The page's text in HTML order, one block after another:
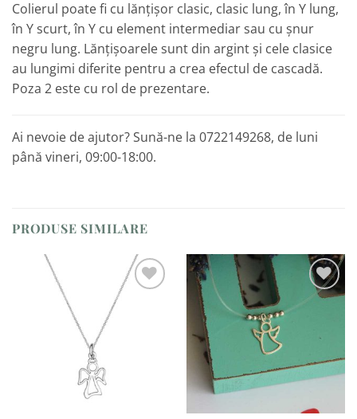
Colierul poate fi cu lănțișor clasic, clasic lung, în Y lung,
în Y scurt, în Y cu element intermediar sau cu șnur
negru lung. Lănțișoarele sunt din argint și cele clasice
au lungimi diferite pentru a crea efectul de cascadă.
Poza 2 este cu rol de prezentare.
Ai nevoie de ajutor? Sună-ne la 0722149268, de luni
până vineri, 09:00-18:00.
PRODUSE SIMILARE